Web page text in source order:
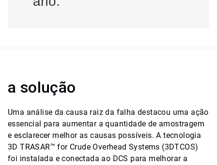
a solução
Uma análise da causa raiz da falha destacou uma ação
essencial para aumentar a quantidade de amostragem
e esclarecer melhor as causas possíveis. A tecnologia
3D TRASAR™ for Crude Overhead Systems (3DTCOS)
foi instalada e conectada ao DCS para melhorar a